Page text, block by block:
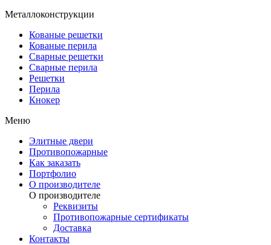
Металлоконструкции
Кованые решетки
Кованые перила
Сварные решетки
Сварные перила
Решетки
Перила
Кнокер
Меню
Элитные двери
Противопожарные
Как заказать
Портфолио
О производителе
О производителе
Реквизиты
Противопожарные сертификаты
Доставка
Контакты